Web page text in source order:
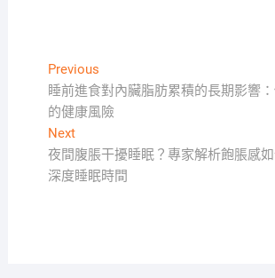
文
章
導
覽
PreviousPrevious
post:
睡前進食對內臟脂肪累積的長期影響
的健康風險
NextNext
post:
夜間腹脹干擾睡眠？專家解析飽脹感
深度睡眠時間